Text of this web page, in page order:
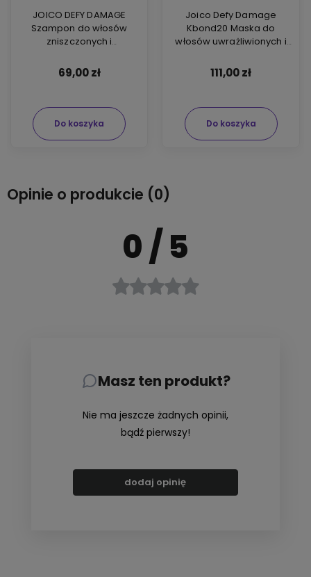
JOICO DEFY DAMAGE
Szampon do włosów
zniszczonych i
scrunchie
69,00 zł
Do koszyka
Joico Defy Damage
Kbond20 Maska do
włosów uwrażliwionych i
111,00 zł
Do koszyka
Opinie o produkcie (0)
0/ 5
Masz ten produkt?
Nie ma jeszcze żadnych opinii,
bądź pierwszy!
dodaj opinię